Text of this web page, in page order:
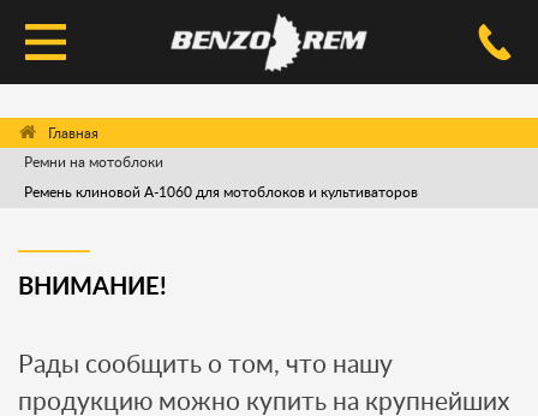
УСЛУГИ РЕМОНТА
Ремни на мотоблоки
Ремень клиновой A-1060 для мотоблоков и культиваторов
ВНИМАНИЕ!
Рады сообщить о том, что нашу
продукцию можно купить на крупнейших